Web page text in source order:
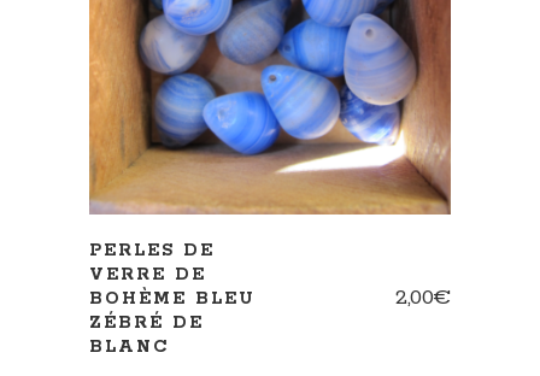
AJOUTER AU PANIER
PERLES DE
VERRE DE
BOHÈME BLEU
ZÉBRÉ DE
BLANC
2,00€